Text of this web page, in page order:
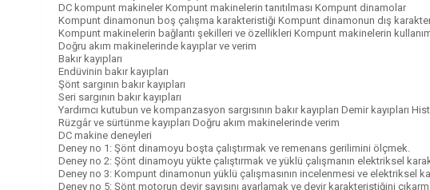
DC kompunt makineler Kompunt makinelerin tanıtılması Kompunt dinamolar
Kompunt dinamonun boş çalışma karakteristiği Kompunt dinamonun dış
Kompunt makinelerin bağlantı şekilleri ve özellikleri Kompunt makinelerin
Doğru akım makinelerinde kayıplar ve verim
Bakır kayıpları
Endüvinin bakır kayıpları
Şönt sargının bakır kayıpları
Seri sargının bakır kayıpları
Yardımcı kutubun ve kompanzasyon sargısının bakır kayıpları Demir kayıpları
Rüzgâr ve sürtünme kayıpları Doğru akım makinelerinde verim
DC makine deneyleri
Deney no 1: Şönt dinamoyu boşta çalıştırmak ve remenans gerilimini ölçmek.
Deney no 2: Şönt dinamoyu yükte çalıştırmak ve yüklü çalışmanın elektriksel
Deney no 3: Kompunt dinamonun yüklü çalışmasının incelenmesi ve elektriksel
Deney no 5: Şönt motorun devir sayısını ayarlamak ve devir karakteristiğini